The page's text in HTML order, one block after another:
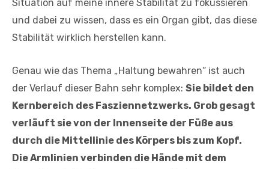
Situation auf meine innere Stabilität zu fokussieren
und dabei zu wissen, dass es ein Organ gibt, das diese
Stabilität wirklich herstellen kann.
Genau wie das Thema „Haltung bewahren“ ist auch
der Verlauf dieser Bahn sehr komplex: Sie bildet den
Kernbereich des Fasziennetzwerks. Grob gesagt
verläuft sie von der Innenseite der Füße aus
durch die Mittellinie des Körpers bis zum Kopf.
Die Armlinien verbinden die Hände mit dem